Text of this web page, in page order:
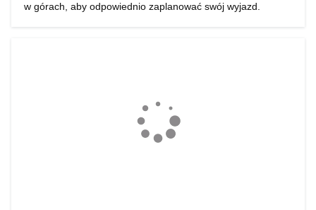
w górach, aby odpowiednio zaplanować swój wyjazd.